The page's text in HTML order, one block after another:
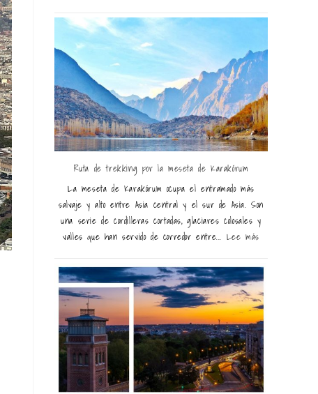
Ruta de trekking por la meseta de Karakórum
La meseta de Karakórum ocupa el entramado más
salvaje y alto entre Asia central y el sur de Asia. Son
una serie de cordilleras cortadas, glaciares colosales y
valles que han servido de corredor entre... Lee más